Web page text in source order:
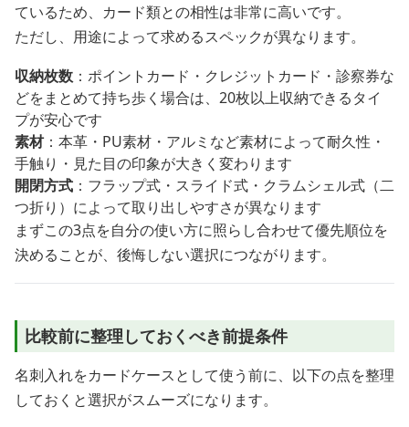
ているため、カード類との相性は非常に高いです。
ただし、用途によって求めるスペックが異なります。
収納枚数 ：ポイントカード・クレジットカード・診察券な
どをまとめて持ち歩く場合は、20枚以上収納できるタイ
プが安心です
素材：本革・PU素材・アルミなど素材によって耐久性・
手触り・見た目の印象が大きく変わります
開閉方式 ：フラップ式・スライド式・クラムシェル式（二
つ折り）によって取り出しやすさが異なります
まずこの3点を自分の使い方に照らし合わせて優先順位を
決めることが、後悔しない選択につながります。
比較前に整理しておくべき前提条件
名刺入れをカードケースとして使う前に、以下の点を整理
しておくと選択がスムーズになります。